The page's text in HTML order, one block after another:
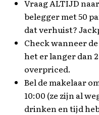
Vraag ALTIJD
belegger met 50
dat verhuist?
Check wanneer
het er langer dan
overpriced.
Bel de makelaar
10:00 (ze zijn al
drinken en tijd